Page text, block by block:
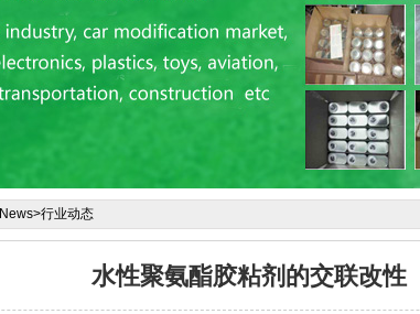
News>行业动态
水性聚氨酯胶粘剂的交联改性